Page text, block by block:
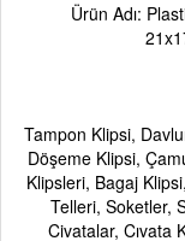
Ürün Adı:
Tampon Klipsi,
Döşeme Klipsi,
Klipsleri, Bagaj
Telleri, Soketler,
Civatalar, Cıvata